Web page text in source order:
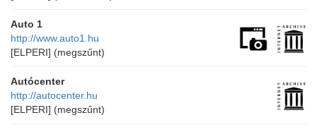
Auto 1
http://www.auto1.hu
[ELPERI] (megszűnt)
Autócenter
http://autocenter.hu
[ELPERI] (megszűnt)